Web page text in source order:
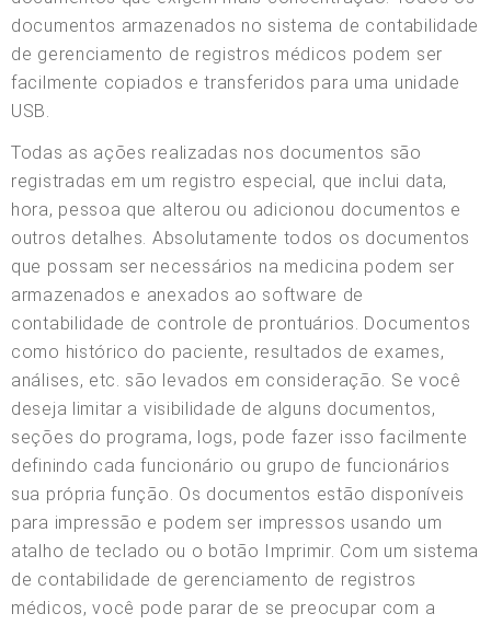
documentos armazenados no sistema de contabilidade
de gerenciamento de registros médicos podem ser
facilmente copiados e transferidos para uma unidade
USB.
Todas as ações realizadas nos documentos são
registradas em um registro especial, que inclui data,
hora, pessoa que alterou ou adicionou documentos e
outros detalhes. Absolutamente todos os documentos
que possam ser necessários na medicina podem ser
armazenados e anexados ao software de
contabilidade de controle de prontuários. Documentos
como histórico do paciente, resultados de exames,
análises, etc. são levados em consideração. Se você
deseja limitar a visibilidade de alguns documentos,
seções do programa, logs, pode fazer isso facilmente
definindo cada funcionário ou grupo de funcionários
sua própria função. Os documentos estão disponíveis
para impressão e podem ser impressos usando um
atalho de teclado ou o botão Imprimir. Com um sistema
de contabilidade de gerenciamento de registros
médicos, você pode parar de se preocupar com a